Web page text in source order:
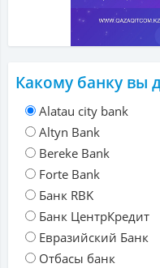
Какому банку вы
Alatau city bank
Altyn Bank
Bereke Bank
Forte Bank
Банк RBK
Банк ЦентрКредит
Евразийский Банк
Отбасы банк